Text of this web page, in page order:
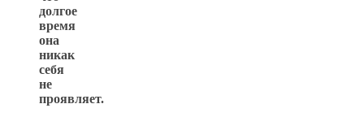
долгое
время
она
никак
себя
не
проявляет.